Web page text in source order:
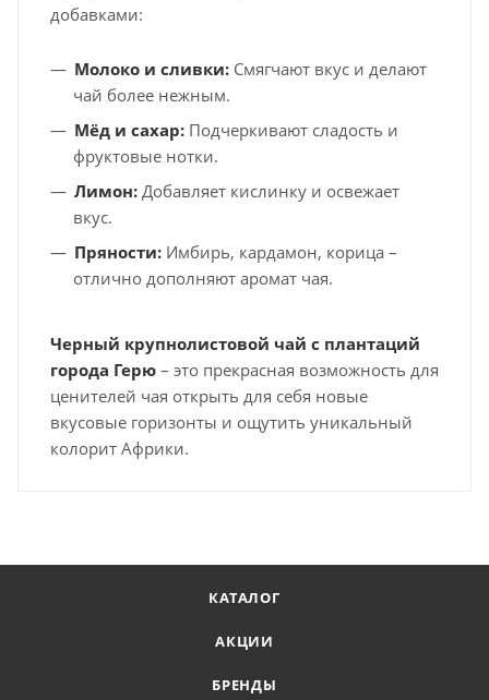
добавками:
Молоко и сливки: Смягчают вкус и делают
чай более нежным.
Мёд и сахар: Подчеркивают сладость и
фруктовые нотки.
Лимон: Добавляет кислинку и освежает
вкус.
Пряности: Имбирь, кардамон, корица –
отлично дополняют аромат чая.
Черный крупнолистовой чай с плантаций
города Герю – это прекрасная возможность для
ценителей чая открыть для себя новые
вкусовые горизонты и ощутить уникальный
колорит Африки.
КАТАЛОГ
АКЦИИ
БРЕНДЫ